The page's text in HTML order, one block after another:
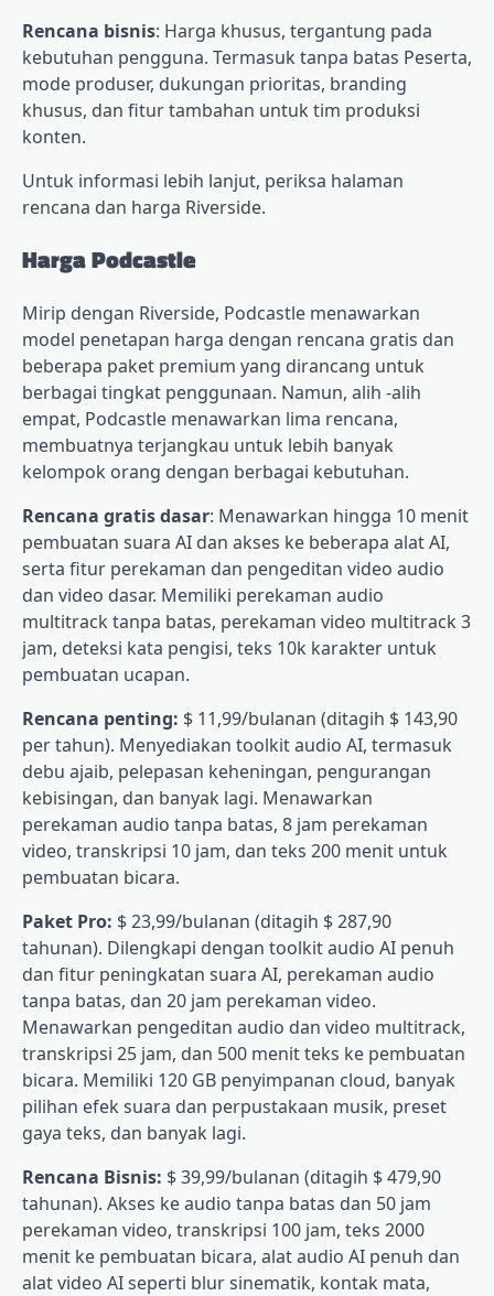
Rencana bisnis: Harga khusus, tergantung pada
kebutuhan pengguna. Termasuk tanpa batas Peserta,
mode produser, dukungan prioritas, branding
khusus, dan fitur tambahan untuk tim produksi
konten.
Untuk informasi lebih lanjut, periksa halaman
rencana dan harga Riverside.
Harga Podcastle
Mirip dengan Riverside, Podcastle menawarkan
model penetapan harga dengan rencana gratis dan
beberapa paket premium yang dirancang untuk
berbagai tingkat penggunaan. Namun, alih -alih
empat, Podcastle menawarkan lima rencana,
membuatnya terjangkau untuk lebih banyak
kelompok orang dengan berbagai kebutuhan.
Rencana gratis dasar: Menawarkan hingga 10 menit
pembuatan suara AI dan akses ke beberapa alat AI,
serta fitur perekaman dan pengeditan video audio
dan video dasar. Memiliki perekaman audio
multitrack tanpa batas, perekaman video multitrack 3
jam, deteksi kata pengisi, teks 10k karakter untuk
pembuatan ucapan.
Rencana penting: $ 11,99/bulanan (ditagih $ 143,90
per tahun). Menyediakan toolkit audio AI, termasuk
debu ajaib, pelepasan keheningan, pengurangan
kebisingan, dan banyak lagi. Menawarkan
perekaman audio tanpa batas, 8 jam perekaman
video, transkripsi 10 jam, dan teks 200 menit untuk
pembuatan bicara.
Paket Pro: $ 23,99/bulanan (ditagih $ 287,90
tahunan). Dilengkapi dengan toolkit audio AI penuh
dan fitur peningkatan suara AI, perekaman audio
tanpa batas, dan 20 jam perekaman video.
Menawarkan pengeditan audio dan video multitrack,
transkripsi 25 jam, dan 500 menit teks ke pembuatan
bicara. Memiliki 120 GB penyimpanan cloud, banyak
pilihan efek suara dan perpustakaan musik, preset
gaya teks, dan banyak lagi.
Rencana Bisnis: $ 39,99/bulanan (ditagih $ 479,90
tahunan). Akses ke audio tanpa batas dan 50 jam
perekaman video, transkripsi 100 jam, teks 2000
menit ke pembuatan bicara, alat audio AI penuh dan
alat video AI seperti blur sinematik, kontak mata,